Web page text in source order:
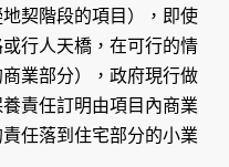
契階段的項目），即使
行人天橋，在可行的情
業部分），政府現行做
責任訂明由項目內商業
任落到住宅部分的小業